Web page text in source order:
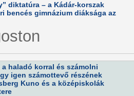
diktatúra – a Kádár-korszak
bencés gimnázium diáksága az
a haladó korral és számolni
igen számottevő részének
Kuno és a középiskolák